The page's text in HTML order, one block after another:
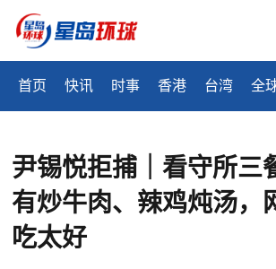
首页 快讯 时事 香港 台湾 全
尹锡悦拒捕｜看守所三
有炒牛肉、辣鸡炖汤，
吃太好